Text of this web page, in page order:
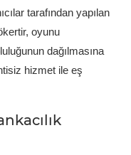
tarafından yapılan
oyunu
dağılmasına
hizmet ile eş